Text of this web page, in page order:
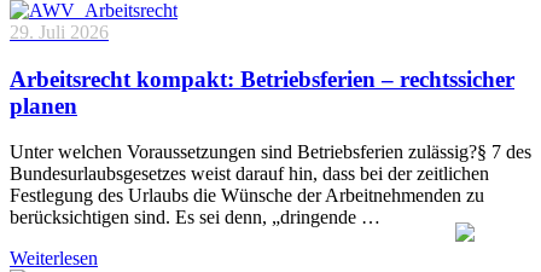
29. Juli 2026
Arbeitsrecht kompakt: Betriebsferien – rechtssicher
planen
Unter welchen Voraussetzungen sind Betriebsferien zulässig?§ 7 des
Bundesurlaubsgesetzes weist darauf hin, dass bei der zeitlichen
Festlegung des Urlaubs die Wünsche der Arbeitnehmenden zu
berücksichtigen sind. Es sei denn, „dringende …
Weiterlesen